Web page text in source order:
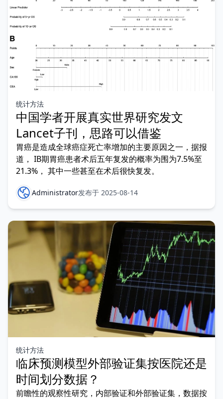
统计方法
中国学者开展真实世界研究发文
Lancet子刊，思路可以借鉴
胃癌是造成全球癌症死亡率增加的主要原因之一，据报
道， IB期胃癌患者术后五年复发的概率为围为7.5%至
21.3%， 其中一些甚至在术后很快复发。
Administrator发布于 2025-08-14
统计方法
临床预测模型外部验证集按医院还是
时间划分数据？
前瞻性的观察性研究，内部验证和外部验证集，数据按